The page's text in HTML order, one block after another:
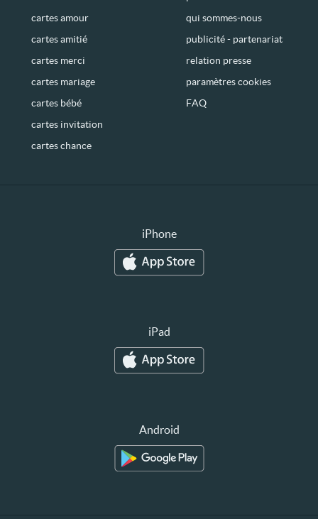
cartes amour
cartes amitié
cartes merci
cartes mariage
cartes bébé
cartes invitation
cartes chance
qui sommes-nous
publicité - partenariat
relation presse
paramètres cookies
FAQ
iPhone
iPad
Android